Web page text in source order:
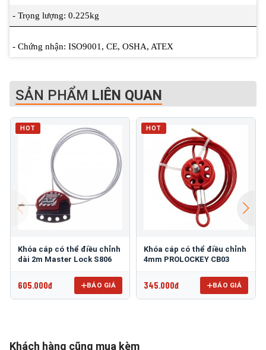
- Trọng lượng: 0.225kg
- Chứng nhận: ISO9001, CE, OSHA, ATEX
SẢN PHẨM LIÊN QUAN
HOT
Khóa cáp có thể điều chỉnh
dài 2m Master Lock S806
605.000đ BÁO GIÁ
HOT
Khóa cáp có thể điều chỉnh
4mm PROLOCKEY CB03
345.000đ BÁO GIÁ
Khách hàng cũng mua kèm